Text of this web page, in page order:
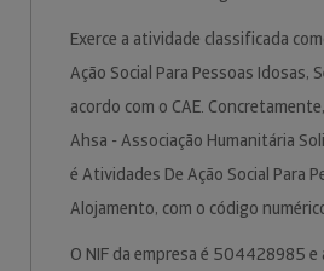
Exerce a atividade classificada
Ação Social Para Pessoas Idosas,
acordo com o CAE.
Ahsa - Associação Humanitária
é Atividades De Ação Social Para
Alojamento, com o código
O NIF da empresa é 504428985 e